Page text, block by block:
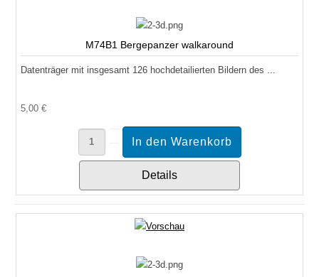
M74B1 Bergepanzer walkaround
Datenträger mit insgesamt 126 hochdetailierten Bildern des ...
5,00 €
Details